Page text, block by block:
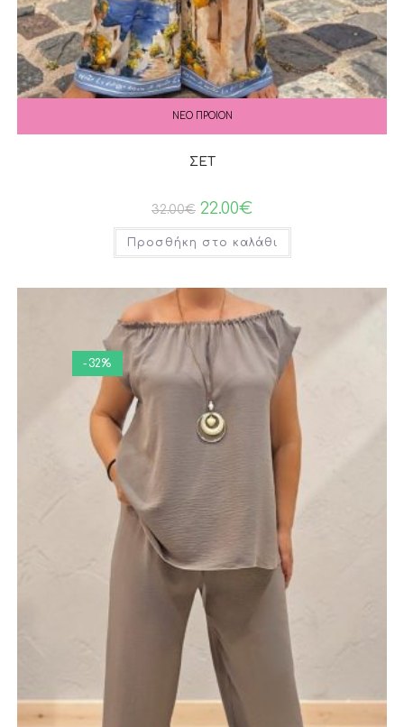
ΝΕΟ ΠΡΟΙΟΝ
ΣΕΤ
32.00€ 22.00€
Προσθήκη στο καλάθι
-32%